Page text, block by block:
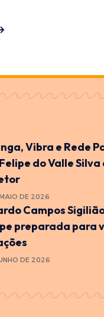
Vibra e Rede
do Valle
DE 2026
Campos
preparada para
DE 2026